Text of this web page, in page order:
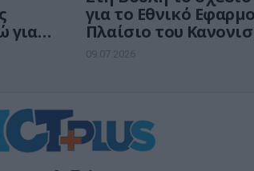
για
για το Εθνικό
Πλαίσιο του
την Τεχνητή
09.07.2026